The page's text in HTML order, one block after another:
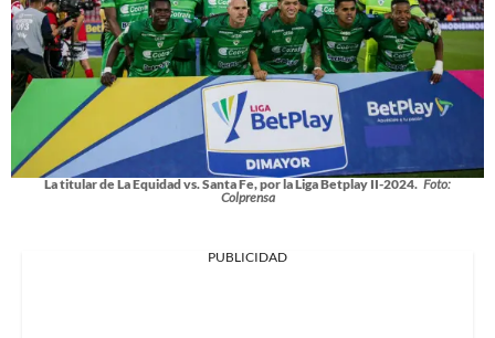
La titular de La Equidad vs. Santa Fe, por la Liga Betplay II-2024. Foto:
Colprensa
PUBLICIDAD